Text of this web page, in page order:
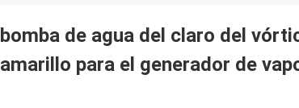
bomba de agua del claro del
amarillo para el generador de